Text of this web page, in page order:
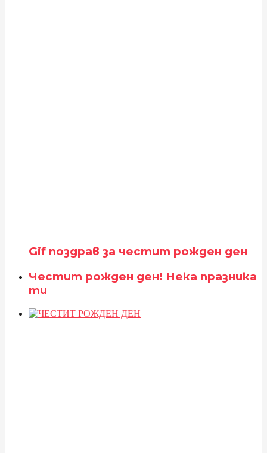
Gif поздрав за честит рожден ден
Честит рожден ден! Нека празника
ти